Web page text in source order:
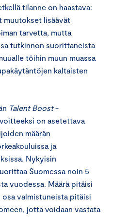
tilanne on haastava:
muutokset lisäävät
tarvetta, mutta
tutkinnon suorittaneista
töihin muun muassa
kaltaisten
Talent Boost-
on asetettava
määrän
ja
Nykyisin
Suomessa noin 5
vuodessa. Määrä pitäisi
osa valmistuneista pitäisi
jotta voidaan vastata